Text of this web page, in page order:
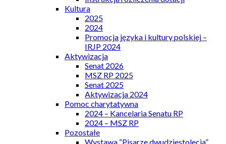
Kultura
2025
2024
Promocja języka i kultury polskiej –
IRJP 2024
Aktywizacja
Senat 2026
MSZ RP 2025
Senat 2025
Aktywizacja 2024
Pomoc charytatywna
2024 – Kancelaria Senatu RP
2024 – MSZ RP
Pozostałe
Wystawa “Pisarze dwudziestolecia”